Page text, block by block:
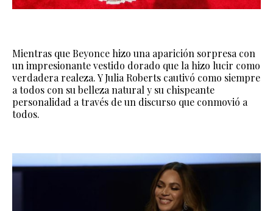
Mientras que Beyonce hizo una aparición sorpresa con
un impresionante vestido dorado que la hizo lucir como
verdadera realeza. Y Julia Roberts cautivó como siempre
a todos con su belleza natural y su chispeante
personalidad a través de un discurso que conmovió a
todos.